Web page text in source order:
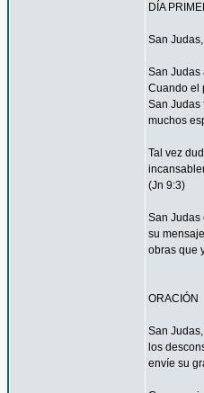
DÍA
San
San Judas
Cuando el
San Judas
muchos
Tal vez
(Jn 9:3)
San Judas
su
obras que
ORACIÓN
San
los
envíe su